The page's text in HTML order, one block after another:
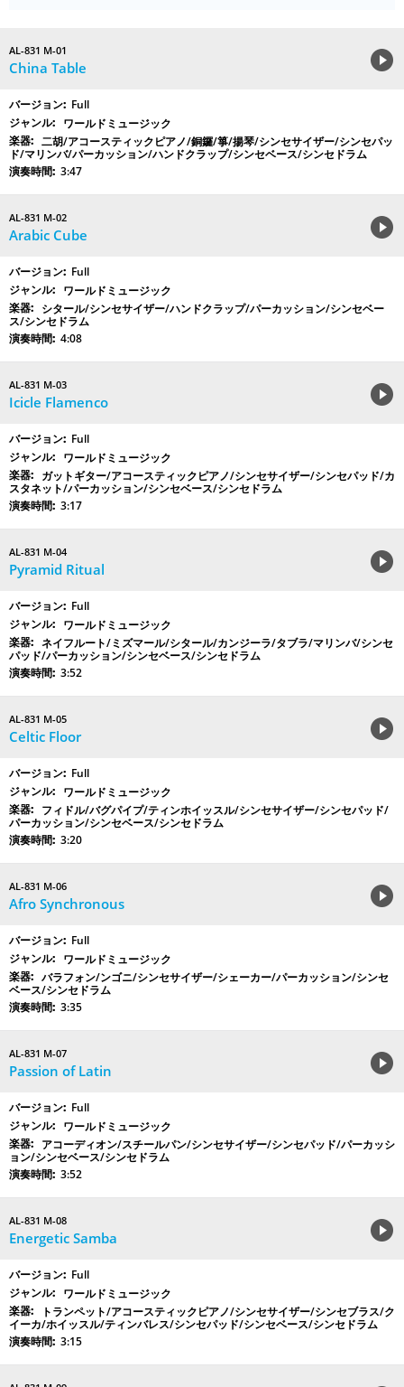
AL-831 M-01
China Table
Full
ワールドミュージック
二胡/アコースティックピアノ/銅鑼/箏/揚琴/シンセサイザー/シンセパッ
ド/マリンバ/パーカッション/ハンドクラップ/シンセベース/シンセドラム
3:47
AL-831 M-02
Arabic Cube
Full
ワールドミュージック
シタール/シンセサイザー/ハンドクラップ/パーカッション/シンセベー
ス/シンセドラム
4:08
AL-831 M-03
Icicle Flamenco
Full
ワールドミュージック
ガットギター/アコースティックピアノ/シンセサイザー/シンセパッド/カ
スタネット/パーカッション/シンセベース/シンセドラム
3:17
AL-831 M-04
Pyramid Ritual
Full
ワールドミュージック
ネイフルート/ミズマール/シタール/カンジーラ/タブラ/マリンバ/シンセ
パッド/パーカッション/シンセベース/シンセドラム
3:52
AL-831 M-05
Celtic Floor
Full
ワールドミュージック
フィドル/バグパイプ/ティンホイッスル/シンセサイザー/シンセパッド/
パーカッション/シンセベース/シンセドラム
3:20
AL-831 M-06
Afro Synchronous
Full
ワールドミュージック
バラフォン/ンゴニ/シンセサイザー/シェーカー/パーカッション/シンセ
ベース/シンセドラム
3:35
AL-831 M-07
Passion of Latin
Full
ワールドミュージック
アコーディオン/スチールパン/シンセサイザー/シンセパッド/パーカッシ
ョン/シンセベース/シンセドラム
3:52
AL-831 M-08
Energetic Samba
Full
ワールドミュージック
トランペット/アコースティックピアノ/シンセサイザー/シンセブラス/ク
イーカ/ホイッスル/ティンバレス/シンセパッド/シンセベース/シンセドラム
3:15